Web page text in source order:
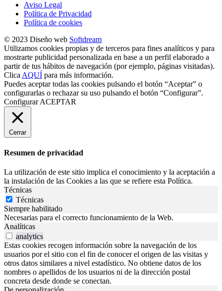
Aviso Legal
Política de Privacidad
Política de cookies
© 2023 Diseño web Softdream
Utilizamos cookies propias y de terceros para fines analíticos y para
mostrarte publicidad personalizada en base a un perfil elaborado a
partir de tus hábitos de navegación (por ejemplo, páginas visitadas).
ClicaAQUÍ para más información.
Puedes aceptar todas las cookies pulsando el botón “Aceptar” o
configurarlas o rechazar su uso pulsando el botón “Configurar”.
ConfigurarACEPTAR
Cerrar
Resumen de privacidad
La utilización de este sitio implica el conocimiento y la aceptación a
la instalación de las Cookies a las que se refiere esta Política.
Técnicas
Técnicas
Siempre habilitado
Necesarias para el correcto funcionamiento de la Web.
Analíticas
analytics
Estas cookies recogen información sobre la navegación de los
usuarios por el sitio con el fin de conocer el origen de las visitas y
otros datos similares a nivel estadístico. No obtiene datos de los
nombres o apellidos de los usuarios ni de la dirección postal
concreta desde donde se conectan.